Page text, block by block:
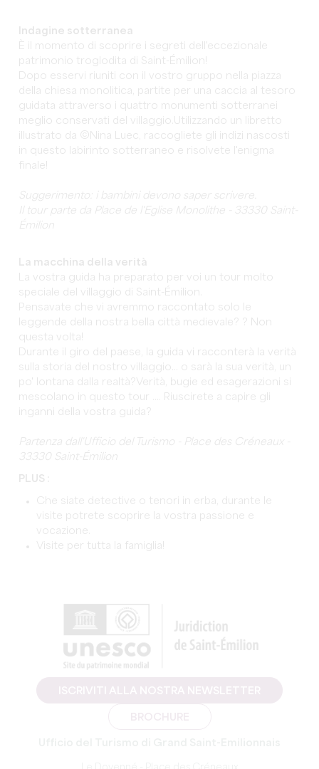
Indagine sotterranea
È il momento di scoprire i segreti dell'eccezionale
patrimonio troglodita di Saint-Émilion!
Dopo esservi riuniti con il vostro gruppo nella piazza
della chiesa monolitica, partite per una caccia al tesoro
guidata attraverso i quattro monumenti sotterranei
meglio conservati del villaggio.Utilizzando un libretto
illustrato da ©Nina Luec, raccogliete gli indizi nascosti
in questo labirinto sotterraneo e risolvete l'enigma
finale!
Suggerimento: i bambini devono saper scrivere.
Il tour parte da Place de l'Eglise Monolithe - 33330 Saint-
Émilion
La macchina della verità
La vostra guida ha preparato per voi un tour molto
speciale del villaggio di Saint-Émilion.
Pensavate che vi avremmo raccontato solo le
leggende della nostra bella città medievale? ? Non
questa volta!
Durante il giro del paese, la guida vi racconterà la verità
sulla storia del nostro villaggio... o sarà la sua verità, un
po' lontana dalla realtà?Verità, bugie ed esagerazioni si
mescolano in questo tour .... Riuscirete a capire gli
inganni della vostra guida?
Partenza dall'Ufficio del Turismo - Place des Créneaux -
33330 Saint-Émilion
PLUS :
Che siate detective o tenori in erba, durante le
visite potrete scoprire la vostra passione e
vocazione.
Visite per tutta la famiglia!